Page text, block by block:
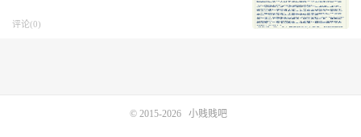
评论(0)
© 2015-2026 小贱贱吧